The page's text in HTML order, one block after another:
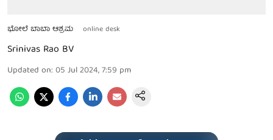
ಭೋಲೆ ಬಾಬಾ ಆಶ್ರಮ online desk
Srinivas Rao BV
Updated on: 05 Jul 2024, 7:59 pm